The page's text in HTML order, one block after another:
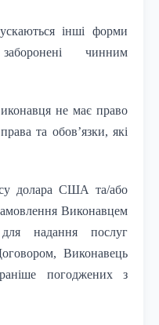
інші форми
чинним
не має право
та обов’язки, які
долара США та/або
Виконавцем
надання послуг
Виконавець
погоджених з